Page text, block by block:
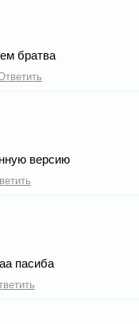
братва
версию
пасиба